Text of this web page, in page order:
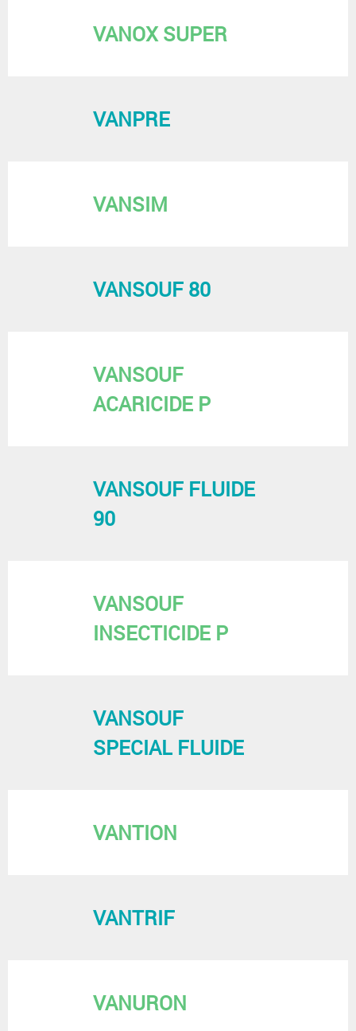
VANOX SUPER
VANPRE
VANSIM
VANSOUF 80
VANSOUF
ACARICIDE P
VANSOUF FLUIDE
90
VANSOUF
INSECTICIDE P
VANSOUF
SPECIAL FLUIDE
VANTION
VANTRIF
VANURON